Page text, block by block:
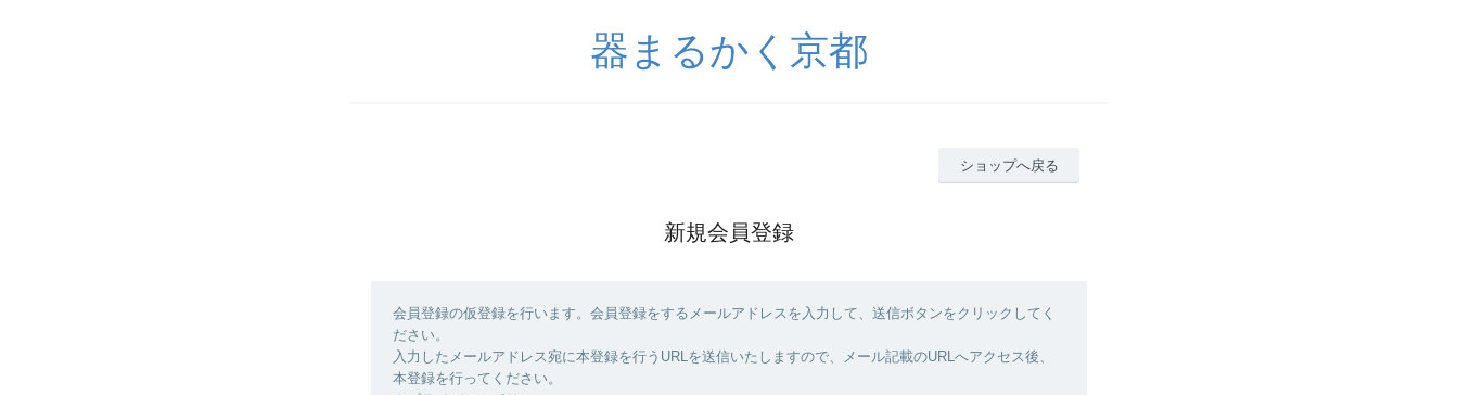
器まるかく京都
ショップへ戻る
新規会員登録
会員登録の仮登録を行います。会員登録をするメールアドレスを入力して、送信ボタンをクリックしてく
ださい。
入力したメールアドレス宛に本登録を行うURLを送信いたしますので、メール記載のURLへアクセス後、
本登録を行ってください。